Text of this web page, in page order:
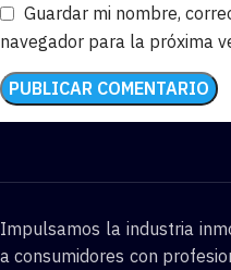
Guardar mi nombre,
navegador para la próxima
Impulsamos la industria
a consumidores con